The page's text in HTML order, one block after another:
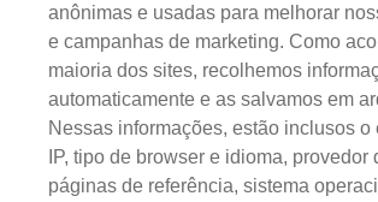
anônimas e usadas para melhorar
e campanhas de marketing. Como
maioria dos sites, recolhemos
automaticamente e as salvamos em
Nessas informações, estão inclusos o
IP, tipo de browser e idioma, provedor
páginas de referência, sistema